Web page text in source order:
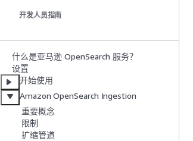
开发人员指南
什么是亚马逊 OpenSearch 服务？
设置
开始使用
Amazon OpenSearch Ingestion
重要概念
限制
扩缩管道